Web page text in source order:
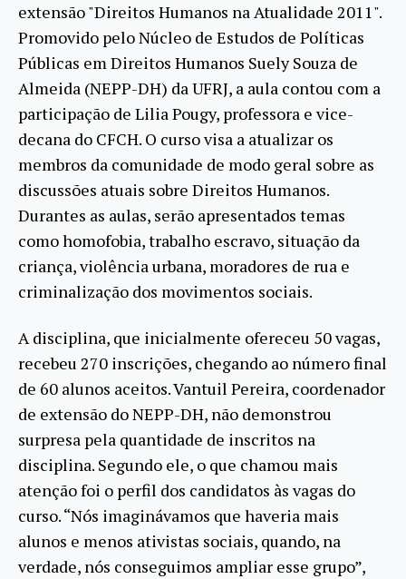
extensão "Direitos Humanos na Atualidade 2011".
Promovido pelo Núcleo de Estudos de Políticas
Públicas em Direitos Humanos Suely Souza de
Almeida (NEPP-DH) da UFRJ, a aula contou com a
participação de Lilia Pougy, professora e vice-
decana do CFCH. O curso visa a atualizar os
membros da comunidade de modo geral sobre as
discussões atuais sobre Direitos Humanos.
Durantes as aulas, serão apresentados temas
como homofobia, trabalho escravo, situação da
criança, violência urbana, moradores de rua e
criminalização dos movimentos sociais.
A disciplina, que inicialmente ofereceu 50 vagas,
recebeu 270 inscrições, chegando ao número final
de 60 alunos aceitos. Vantuil Pereira, coordenador
de extensão do NEPP-DH, não demonstrou
surpresa pela quantidade de inscritos na
disciplina. Segundo ele, o que chamou mais
atenção foi o perfil dos candidatos às vagas do
curso. “Nós imaginávamos que haveria mais
alunos e menos ativistas sociais, quando, na
verdade, nós conseguimos ampliar esse grupo”,